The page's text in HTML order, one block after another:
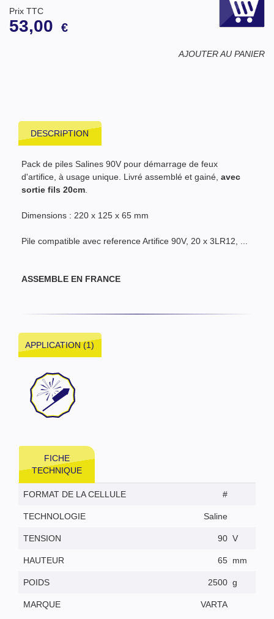
Prix TTC
53,00 €
AJOUTER AU PANIER
DESCRIPTION
Pack de piles Salines 90V pour démarrage de feux
d'artifice, à usage unique. Livré assemblé et gainé, avec
sortie fils 20cm.
Dimensions : 220 x 125 x 65 mm
Pile compatible avec reference Artifice 90V, 20 x 3LR12, ...
ASSEMBLE EN FRANCE
APPLICATION (1)
FICHE
TECHNIQUE
FORMAT DE LA CELLULE #
TECHNOLOGIE Saline
TENSION 90 V
HAUTEUR 65 mm
POIDS 2500 g
MARQUE VARTA